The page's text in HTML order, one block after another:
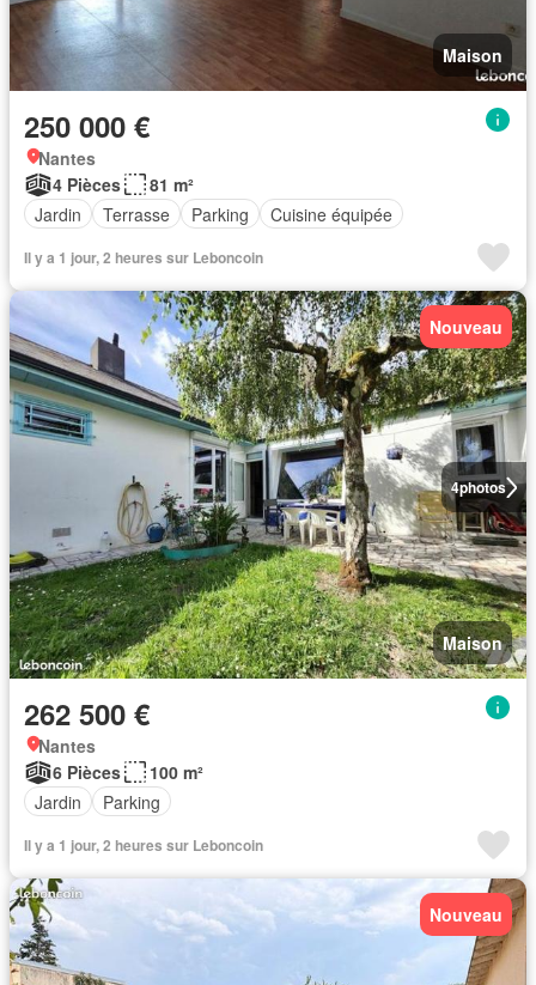
Maison
250 000 €
Nantes
4 Pièces
81 m²
Jardin
Terrasse Parking Cuisine équipée
Il y a 1 jour, 2 heures sur Leboncoin
4photos
Nouveau
Maison
262 500 €
Nantes
6 Pièces
100 m²
Jardin
Parking
Il y a 1 jour, 2 heures sur Leboncoin
Nouveau